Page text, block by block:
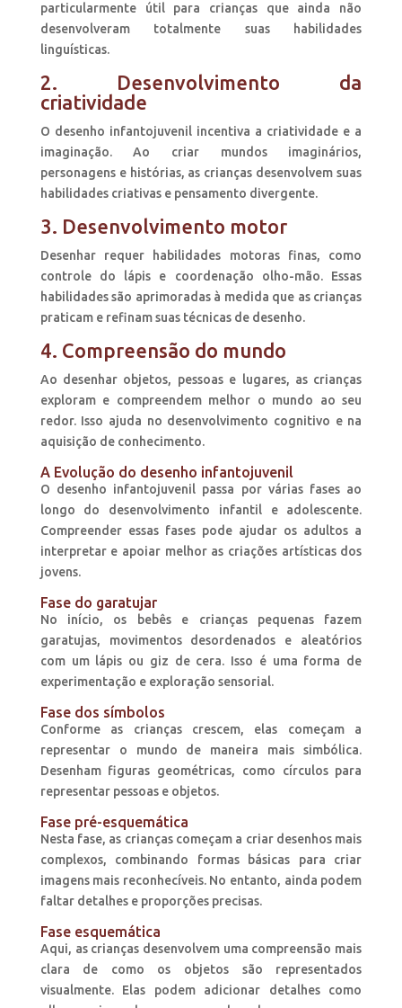
particularmente útil para crianças que ainda não
desenvolveram totalmente suas habilidades
linguísticas.
2. Desenvolvimento da
criatividade
O desenho infantojuvenil incentiva a criatividade e a
imaginação. Ao criar mundos imaginários,
personagens e histórias, as crianças desenvolvem suas
habilidades criativas e pensamento divergente.
3. Desenvolvimento motor
Desenhar requer habilidades motoras finas, como
controle do lápis e coordenação olho-mão. Essas
habilidades são aprimoradas à medida que as crianças
praticam e refinam suas técnicas de desenho.
4. Compreensão do mundo
Ao desenhar objetos, pessoas e lugares, as crianças
exploram e compreendem melhor o mundo ao seu
redor. Isso ajuda no desenvolvimento cognitivo e na
aquisição de conhecimento.
A Evolução do desenho infantojuvenil
O desenho infantojuvenil passa por várias fases ao
longo do desenvolvimento infantil e adolescente.
Compreender essas fases pode ajudar os adultos a
interpretar e apoiar melhor as criações artísticas dos
jovens.
Fase do garatujar
No início, os bebês e crianças pequenas fazem
garatujas, movimentos desordenados e aleatórios
com um lápis ou giz de cera. Isso é uma forma de
experimentação e exploração sensorial.
Fase dos símbolos
Conforme as crianças crescem, elas começam a
representar o mundo de maneira mais simbólica.
Desenham figuras geométricas, como círculos para
representar pessoas e objetos.
Fase pré-esquemática
Nesta fase, as crianças começam a criar desenhos mais
complexos, combinando formas básicas para criar
imagens mais reconhecíveis. No entanto, ainda podem
faltar detalhes e proporções precisas.
Fase esquemática
Aqui, as crianças desenvolvem uma compreensão mais
clara de como os objetos são representados
visualmente. Elas podem adicionar detalhes como